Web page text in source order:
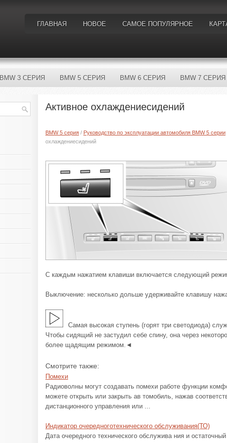
ГЛАВНАЯ НОВОЕ САМОЕ ПОПУЛЯРНОЕ
BMW 3 СЕРИЯ BMW 5 СЕРИЯ BMW 6 СЕРИЯ BMW 7 СЕРИЯ
Активное охлаждениесидений
BMW 5 серия / Руководство по эксплуатации автомобиля BMW 5 серии
охлаждениесидений
С каждым нажатием клавиши включается следующий
Выключение: несколько дольше удерживайте клавишу
Самая высокая ступень (горят три светодиода)
Чтобы сидящий не застудил себе спину, она через
более щадящим режимом.◄
Смотрите также:
Помехи
Радиоволны могут создавать помехи работе функции
можете открыть или закрыть ав томобиль, нажав
дистанционного управления или ...
Индикатор очередноготехнического обслуживания(ТО)
Дата очередного технического обслужива ния и